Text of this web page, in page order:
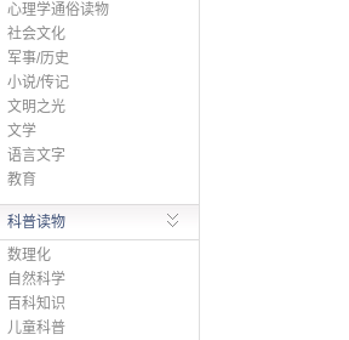
心理学通俗读物
社会文化
军事/历史
小说/传记
文明之光
文学
语言文字
教育
科普读物
数理化
自然科学
百科知识
儿童科普